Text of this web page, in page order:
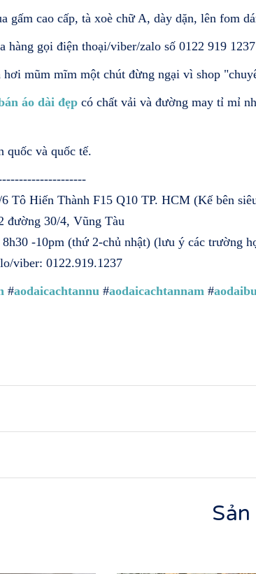
gấm cao cấp, tà xoè chữ A, dày dặn, lên fom
hàng gọi điện thoại/viber/zalo số 0122 919
hơi mũm mĩm một chút đừng ngại vì shop
áo dài đẹp có chất vải và đường may tỉ mỉ
quốc và quốc tế.
Tô Hiến Thành F15 Q10 TP. HCM (Kế bên
đường 30/4, Vũng Tàu
-10pm (thứ 2-chủ nhật) (lưu ý các trường
viber: 0122.919.1237
#aodaicachtannu #aodaicachtannam #